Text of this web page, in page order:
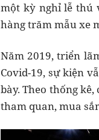
một kỳ nghỉ lễ thú
hàng trăm mẫu xe
Năm 2019, triển
Covid-19, sự kiện
bày. Theo thống
tham quan, mua